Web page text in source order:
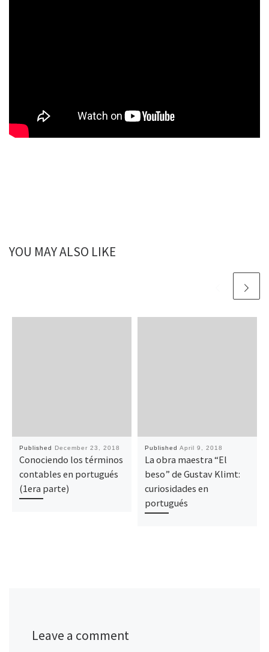
YOU MAY ALSO LIKE
Published December 23, 2018
Conociendo los términos
contables en portugués
(1era parte)
Published April 9, 2018
La obra maestra “El
beso” de Gustav Klimt:
curiosidades en
portugués
Leave a comment